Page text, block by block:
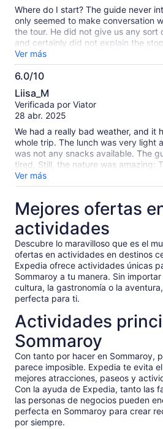
Where do I start? The guide never
only seemed to make conversation
the tour. He did not give us any sort
and certainly did not explain the
was raining and I would like to know
get out to see or traipse through
may be before I made the decision
what was being said. It would have
include all the tourists in his
the other ladies in the tour and I
spectacular on this trip. There were
waterfalls that, because it was
beautifully but all we got was a
window as we drove by
Ver más
6.0/10
6.0
de
10
Liisa_M
Verificada por Viator
28 abr. 2025
We had a really bad weather, and it
whole trip. The lunch was very light
was not any snacks available. The
tired. Still, the nature was amazing:
otters really made my day. On a
just awesome!
Ver más
Mejores ofertas
actividades
Descubre lo maravilloso que es el
ofertas en actividades en destinos
Expedia ofrece actividades únicas
Sommaroy a tu manera. Sin
cultura, la gastronomía o la
perfecta para ti.
Actividades
Sommaroy
Con tanto por hacer en Sommaroy,
parece imposible. Expedia te evita
mejores atracciones, paseos y
Con la ayuda de Expedia, tanto las
las personas de negocios pueden
perfecta en Sommaroy para crear
por siempre.